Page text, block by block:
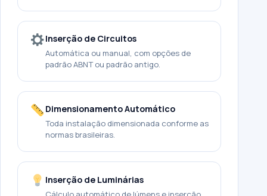
Inserção de Circuitos
Automática ou manual, com opções de
padrão ABNT ou padrão antigo.
Dimensionamento Automático
Toda instalação dimensionada conforme as
normas brasileiras.
Inserção de Luminárias